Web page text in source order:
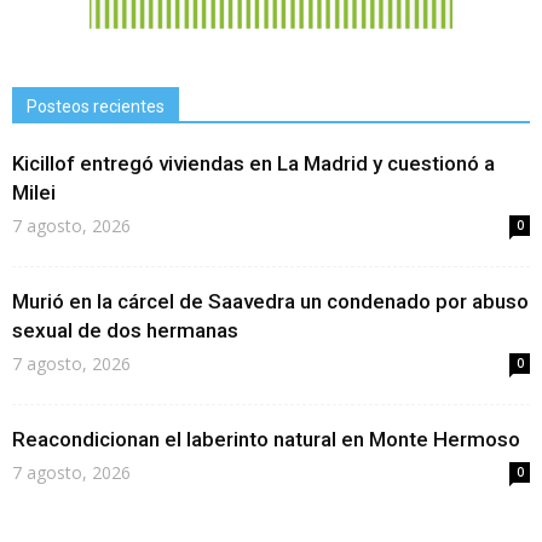
Posteos recientes
Kicillof entregó viviendas en La Madrid y cuestionó a
Milei
7 agosto, 2026 0
Murió en la cárcel de Saavedra un condenado por abuso
sexual de dos hermanas
7 agosto, 2026 0
Reacondicionan el laberinto natural en Monte Hermoso
7 agosto, 2026 0